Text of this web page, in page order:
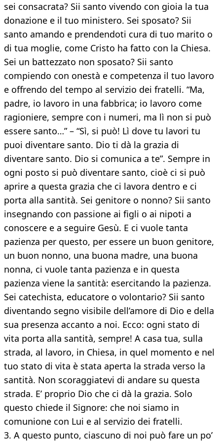
sei consacrata? Sii santo vivendo con gioia la tua
donazione e il tuo ministero. Sei sposato? Sii
santo amando e prendendoti cura di tuo marito o
di tua moglie, come Cristo ha fatto con la Chiesa.
Sei un battezzato non sposato? Sii santo
compiendo con onestà e competenza il tuo lavoro
e offrendo del tempo al servizio dei fratelli. “Ma,
padre, io lavoro in una fabbrica; io lavoro come
ragioniere, sempre con i numeri, ma lì non si può
essere santo…” – “Sì, si può! Lì dove tu lavori tu
puoi diventare santo. Dio ti dà la grazia di
diventare santo. Dio si comunica a te”. Sempre in
ogni posto si può diventare santo, cioè ci si può
aprire a questa grazia che ci lavora dentro e ci
porta alla santità. Sei genitore o nonno? Sii santo
insegnando con passione ai figli o ai nipoti a
conoscere e a seguire Gesù. E ci vuole tanta
pazienza per questo, per essere un buon genitore,
un buon nonno, una buona madre, una buona
nonna, ci vuole tanta pazienza e in questa
pazienza viene la santità: esercitando la pazienza.
Sei catechista, educatore o volontario? Sii santo
diventando segno visibile dell’amore di Dio e della
sua presenza accanto a noi. Ecco: ogni stato di
vita porta alla santità, sempre! A casa tua, sulla
strada, al lavoro, in Chiesa, in quel momento e nel
tuo stato di vita è stata aperta la strada verso la
santità. Non scoraggiatevi di andare su questa
strada. E’ proprio Dio che ci dà la grazia. Solo
questo chiede il Signore: che noi siamo in
comunione con Lui e al servizio dei fratelli.
3. A questo punto, ciascuno di noi può fare un po’